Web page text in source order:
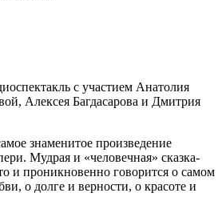
с участием Анатолия
Алексея Багдасарова и Дмитрия
знаменитое произведение
Мудрая и «человечная» сказка-
и проникновенно говорится о самом
о долге и верности, о красоте и